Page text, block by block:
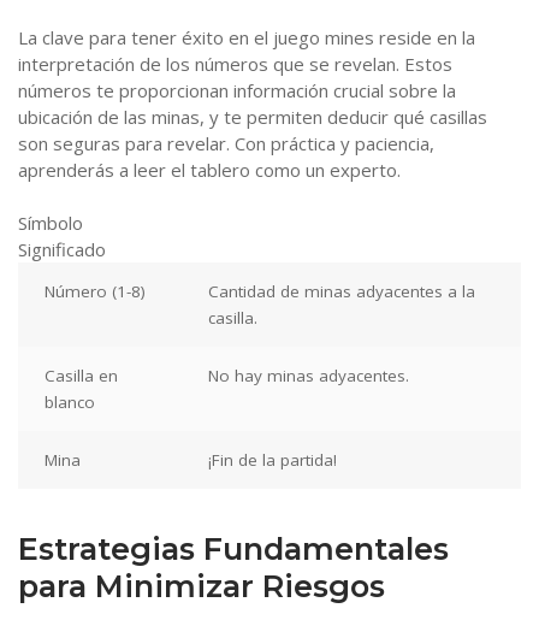
La clave para tener éxito en el juego mines reside en la
interpretación de los números que se revelan. Estos
números te proporcionan información crucial sobre la
ubicación de las minas, y te permiten deducir qué casillas
son seguras para revelar. Con práctica y paciencia,
aprenderás a leer el tablero como un experto.
Símbolo
Significado
Número (1-8)
Cantidad de minas adyacentes a la
casilla.
Casilla en
blanco
No hay minas adyacentes.
Mina ¡Fin de la partida!
Estrategias Fundamentales
para Minimizar Riesgos